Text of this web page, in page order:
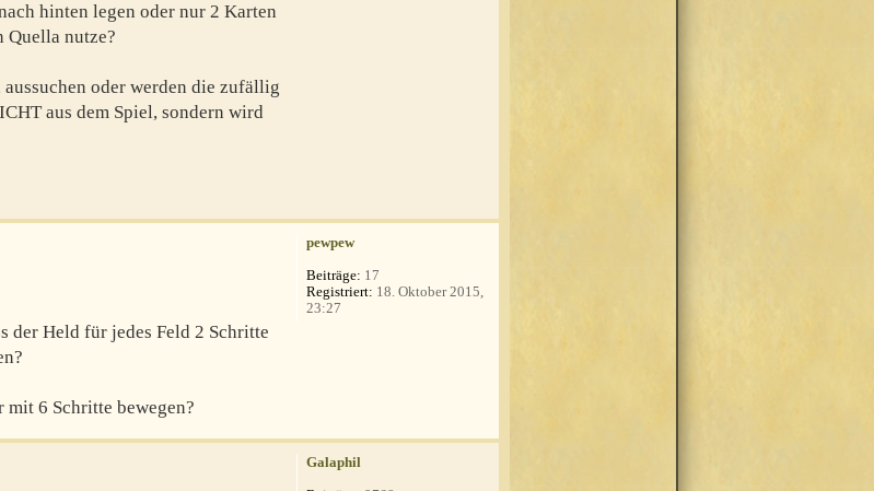
hinten legen oder nur 2 Karten
Quella nutze?
oder werden die zufällig
aus dem Spiel, sondern wird
der Held für jedes Feld 2 Schritte
mit 6 Schritte bewegen?
pewpew
Beiträge: 17
Registriert: 18. Oktober 2015,
23:27
Galaphil